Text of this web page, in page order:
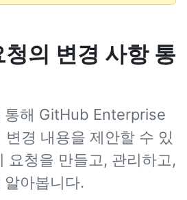
의 변경 사항 통
통해 GitHub Enterprise
경 내용을 제안할 수 있
요청을 만들고, 관리하고,
알아봅니다.